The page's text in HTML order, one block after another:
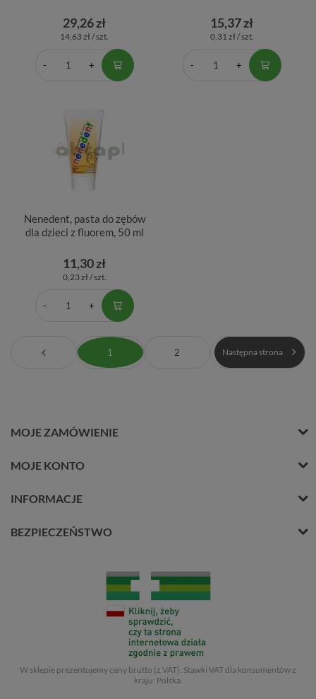
29,26 zł
14,63 zł / szt.
15,37 zł
0,31 zł / szt.
Nenedent, pasta do zębów
dla dzieci z fluorem, 50 ml
11,30 zł
0,23 zł / szt.
1 2 Następna strona
MOJE ZAMÓWIENIE
MOJE KONTO
INFORMACJE
BEZPIECZEŃSTWO
W sklepie prezentujemy ceny brutto (z VAT). Stawki VAT dla konsumentów z
kraju: Polska.